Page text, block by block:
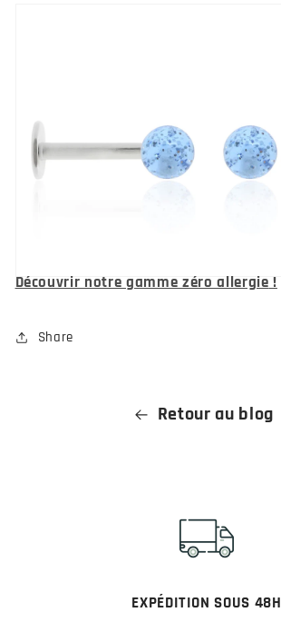
Découvrir notre gamme zéro allergie !
Share
Retour au blog
EXPÉDITION SOUS 48H